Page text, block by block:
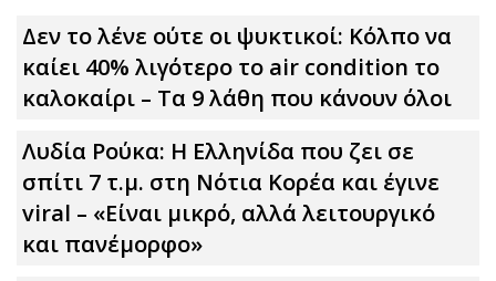
Δεν το λένε ούτε οι ψυκτικοί: Κόλπο να
καίει 40% λιγότερο το air condition το
καλοκαίρι – Τα 9 λάθη που κάνουν όλοι
Λυδία Ρούκα: Η Ελληνίδα που ζει σε
σπίτι 7 τ.μ. στη Νότια Κορέα και έγινε
viral – «Είναι μικρό, αλλά λειτουργικό
και πανέμορφο»